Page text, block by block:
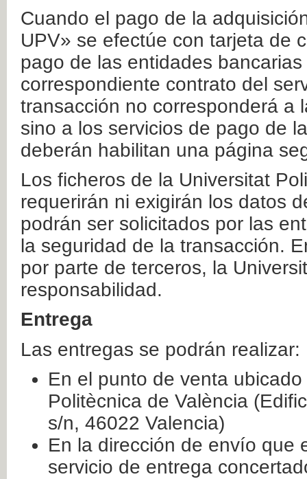
Cuando el pago de la
UPV» se efectúe con tarjeta de
pago de las entidades
correspondiente contrato del
transacción no corresponderá a
sino a los servicios de pago de
deberán habilitan una página
Los ficheros de la Universitat
requerirán ni exigirán los datos
podrán ser solicitados por las
la seguridad de la transacción.
por parte de terceros, la
responsabilidad.
Entrega
Las entregas se podrán realizar:
En el punto de venta
Politècnica de València
s/n, 46022 Valencia)
En la dirección de envío que
servicio de entrega